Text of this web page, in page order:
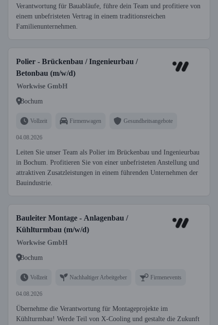
Verantwortung für Bauabläufe, führe dein Team und profitiere von
einem unbefristeten Vertrag in einem traditionsreichen
Familienunternehmen.
Polier - Brückenbau / Ingenieurbau /
Betonbau (m/w/d)
Workwise GmbH
Bochum
Vollzeit Firmenwagen Gesundheitsangebote
04.08.2026
Leiten Sie unser Team als Polier im Brückenbau und Ingenieurbau
in Bochum. Profitieren Sie von einer unbefristeten Anstellung und
attraktiven Zusatzleistungen in einem führenden Unternehmen der
Bauindustrie.
Bauleiter Montage - Anlagenbau /
Kühlturmbau (m/w/d)
Workwise GmbH
Bochum
Vollzeit Nachhaltiger Arbeitgeber Firmenevents
04.08.2026
Übernehme die Verantwortung für Montageprojekte im
Kühlturmbau! Werde Teil von X-Cooling und gestalte die Zukunft